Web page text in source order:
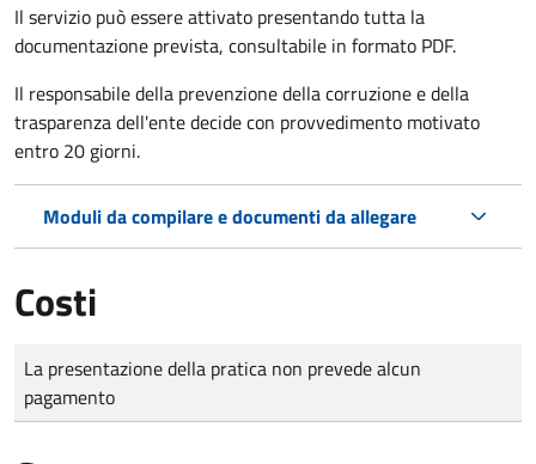
Il servizio può essere attivato presentando tutta la
documentazione prevista, consultabile in formato PDF.
Il responsabile della prevenzione della corruzione e della
trasparenza dell'ente decide con provvedimento motivato
entro 20 giorni.
Moduli da compilare e documenti da allegare
Costi
Tipo di pagamento
Importo
La presentazione della pratica non prevede alcun
pagamento